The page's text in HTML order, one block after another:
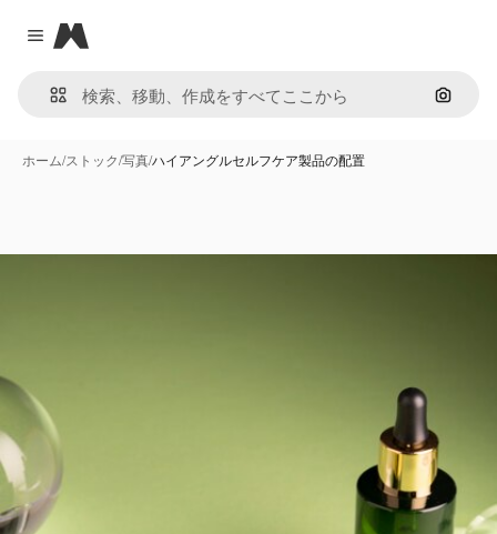
Close menu
Magnific
画像で
ホーム/ストック/写真/ハイアングルセルフケア製品の配置